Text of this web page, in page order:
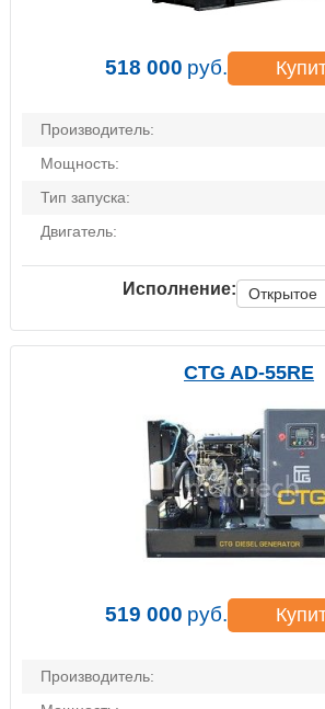
518 000 руб.
Производитель:
Мощность:
Тип запуска:
Двигатель:
Исполнение: Открытое
CTG AD-55RE
519 000 руб.
Производитель: